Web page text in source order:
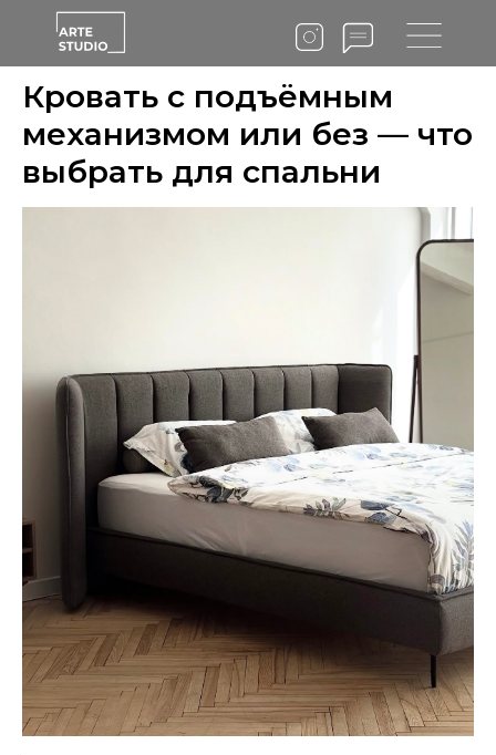
Кровать с подъёмным
механизмом или без — что
выбрать для спальни